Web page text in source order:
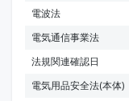
電波法
電気通信事業法
法規関連確認日
電気用品安全法(本体)